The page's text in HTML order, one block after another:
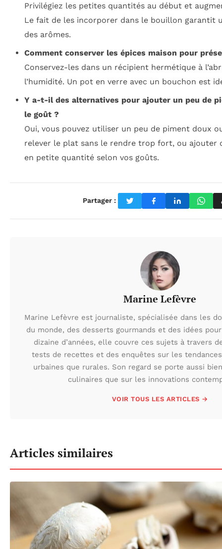
Privilégiez les petites quantités au début et
Le fait de les incorporer dans le bouillon garantit
des arômes.
Comment conserver les épices maison pour
Conservez-les dans un récipient hermétique à
l’humidité. Un pot en verre avec un bouchon est
Y a-t-il des alternatives pour ajouter un peu de
le goût ?
Oui, vous pouvez utiliser un peu de piment doux
relever le plat sans le rendre trop fort, ou ajouter
en petite quantité selon vos goûts.
Partager :
Marine Lefèvre
Marine Lefèvre est journaliste, spécialisée dans les
du monde, des desserts gourmands et des idées
dizaine d’années, elle couvre ces sujets à travers
tests de recettes et des enquêtes sur les
urbaines que rurales. Son regard se porte aussi
culinaires que sur les innovations
VOIR TOUS LES ARTICLES →
Articles similaires